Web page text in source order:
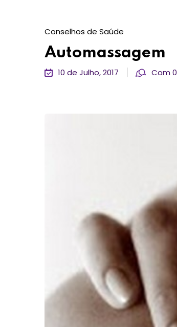
Conselhos de Saúde
Automassagem
10 de Julho, 2017 Com 0